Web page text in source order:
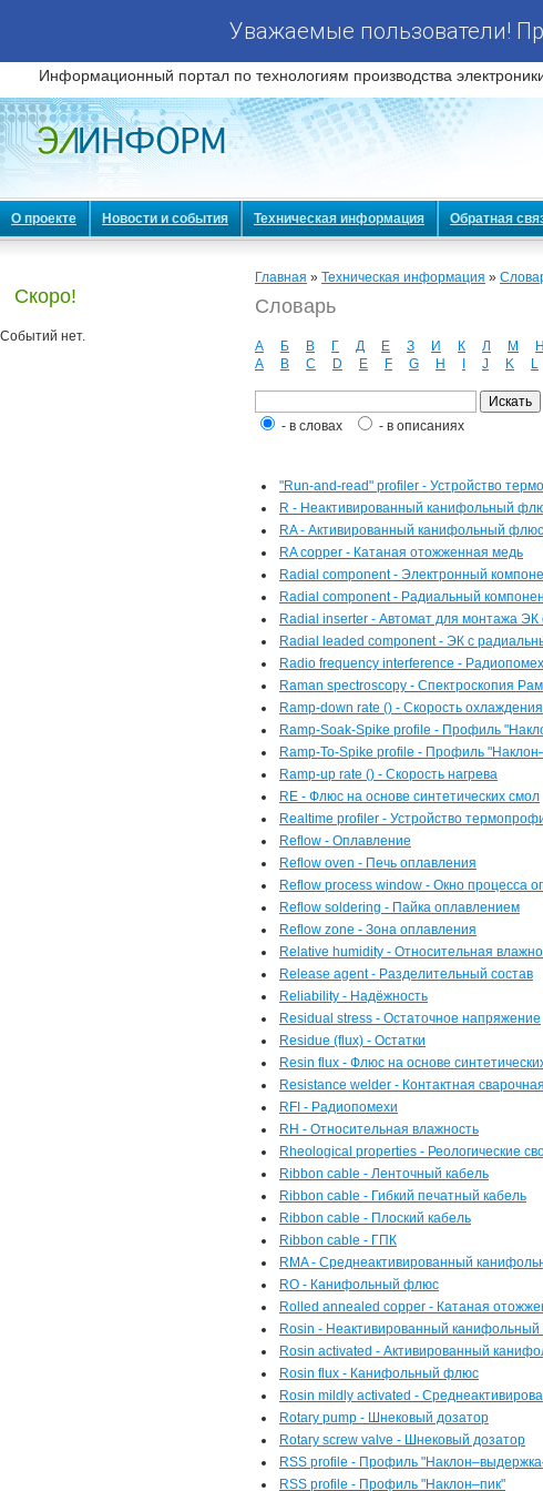
Уважаемые пользователи!
Информационный портал по технологиям производства
О проекте Новости и события Техническая информация Обратная
Скоро!
Событий нет.
Главная » Техническая информация »
Словарь
А Б В Г Д Е З И К Л М Н
A
B C D E F G H J K L
- в словах - в описаниях
"Run-and-read" profiler - Устройство
R - Неактивированный канифольный
RA - Активированный канифольный флюс
RA copper - Катаная отожженная медь
Radial component - Электронный
Radial component - Радиальный
Radial inserter - Автомат для монтажа
Radial leaded component - ЭК с
Radio frequency interference -
Raman spectroscopy - Спектроскопия
Ramp-down rate () - Скорость охлаждения
Ramp-Soak-Spike profile - Профиль
Ramp-To-Spike profile - Профиль
Ramp-up rate () - Скорость нагрева
RE - Флюс на основе синтетических смол
Realtime profiler - Устройство
Reflow - Оплавление
Reflow oven - Печь оплавления
Reflow process window - Окно процесса
Reflow soldering - Пайка оплавлением
Reflow zone - Зона оплавления
Relative humidity - Относительная
Release agent - Разделительный состав
Reliability - Надёжность
Residual stress - Остаточное напряжение
Residue (flux) - Остатки
Resin flux - Флюс на основе
Resistance welder - Контактная
RFI - Радиопомехи
RH - Относительная влажность
Rheological properties - Реологические
Ribbon cable - Ленточный кабель
Ribbon cable - Гибкий печатный кабель
Ribbon cable - Плоский кабель
Ribbon cable - ГПК
RMA - Среднеактивированный
RO - Канифольный флюс
Rolled annealed copper - Катаная
Rosin - Неактивированный
Rosin activated - Активированный
Rosin flux - Канифольный флюс
Rosin mildly activated -
Rotary pump - Шнековый дозатор
Rotary screw valve - Шнековый дозатор
RSS profile - Профиль
RSS profile - Профиль "Наклон–пик"